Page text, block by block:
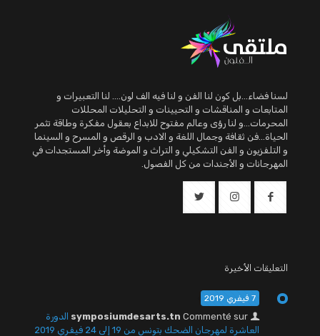
لسنا فضاء...بل كون لنا الفن و لنا فيه الف لون.... لنا التعبيرات و
المتابعات و المناقشات و التحيينات و التحليلات المحللات
المحرمات...و لنا رؤى وعالم مفتوح للابداع بعقول مفكرة وطاقة تثمر
الحياة...فن ثقافة وجمال اللغة و الادب و الرقص و المسرح و السينما
و التلفزيون و الفن التشكيلي و التراث و الموضة وأخر المستجدات في
المهرجانات و الأجندات من كل الفصول.
التعليقات الأخيرة
7 فيفري 2019
symposiumdesarts.tn Commenté sur
الدورة
العاشرة لمهرجان الضحك بتونس من 19 إلى 24 فيفري 2019